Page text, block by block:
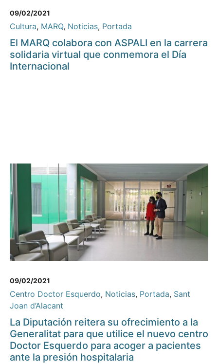
09/02/2021
Cultura, MARQ, Noticias, Portada
El MARQ colabora con ASPALI en la carrera
solidaria virtual que conmemora el Día
Internacional
09/02/2021
Centro Doctor Esquerdo, Noticias, Portada, Sant
Joan d’Alacant
La Diputación reitera su ofrecimiento a la
Generalitat para que utilice el nuevo centro
Doctor Esquerdo para acoger a pacientes
ante la presión hospitalaria